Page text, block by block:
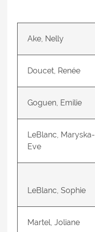
Ake, Nelly
Doucet, Renée
Goguen, Emilie
LeBlanc, Maryska-
Eve
LeBlanc, Sophie
Martel, Joliane